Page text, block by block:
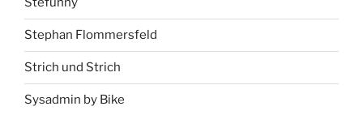
Stephan Flommersfeld
Strich und Strich
Sysadmin by Bike